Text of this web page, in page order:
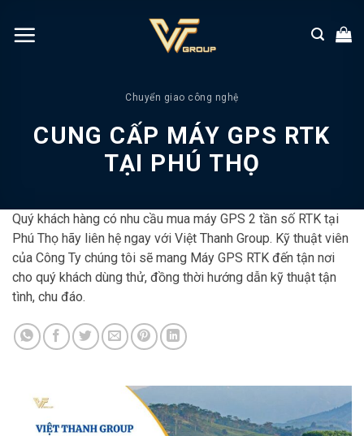
đến
nội
Chuyển giao công nghệ
CUNG CẤP MÁY GPS RTK
TẠI PHÚ THỌ
Quý khách hàng có nhu cầu mua máy GPS 2 tần số RTK tại
Phú Thọ hãy liên hệ ngay với Việt Thanh Group. Kỹ thuật viên
của Công Ty chúng tôi sẽ mang Máy GPS RTK đến tận nơi
cho quý khách dùng thử, đồng thời hướng dẫn kỹ thuật tận
tình, chu đáo.